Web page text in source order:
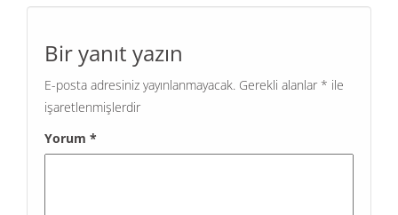
Bir yanıt yazın
E-posta adresiniz yayınlanmayacak. Gerekli alanlar * ile
işaretlenmişlerdir
Yorum *